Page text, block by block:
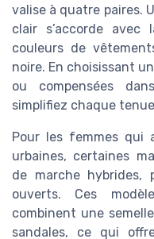
valise à quatre paires.
clair s’accorde
couleurs de
noire. En choisissant
ou compensées
simplifiez chaque
Pour les femmes qui
urbaines, certaines
de marche hybrides,
ouverts. Ces
combinent une
sandales, ce qui